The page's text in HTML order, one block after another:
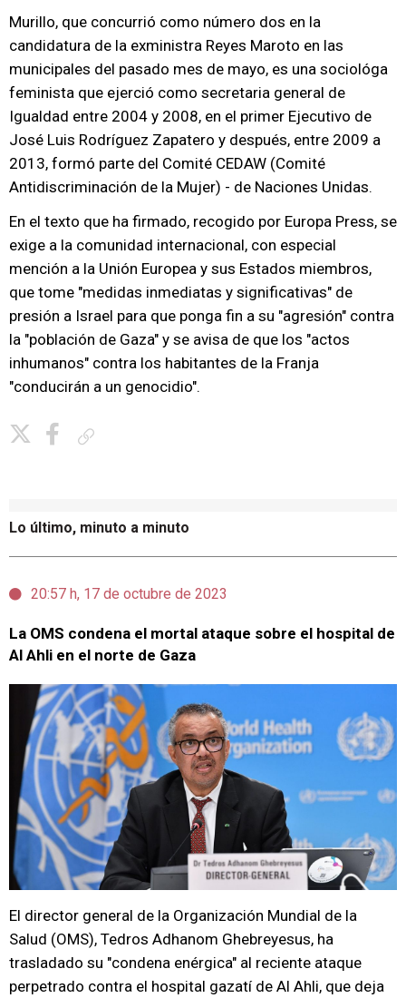
Murillo, que concurrió como número dos en la
candidatura de la exministra Reyes Maroto en las
municipales del pasado mes de mayo, es una sociológa
feminista que ejerció como secretaria general de
Igualdad entre 2004 y 2008, en el primer Ejecutivo de
José Luis Rodríguez Zapatero y después, entre 2009 a
2013, formó parte del Comité CEDAW (Comité
Antidiscriminación de la Mujer) - de Naciones Unidas.
En el texto que ha firmado, recogido por Europa Press, se
exige a la comunidad internacional, con especial
mención a la Unión Europea y sus Estados miembros,
que tome "medidas inmediatas y significativas" de
presión a Israel para que ponga fin a su "agresión" contra
la "población de Gaza" y se avisa de que los "actos
inhumanos" contra los habitantes de la Franja
"conducirán a un genocidio".
Lo último, minuto a minuto
20:57 h, 17 de octubre de 2023
La OMS condena el mortal ataque sobre el hospital de
Al Ahli en el norte de Gaza
El director general de la Organización Mundial de la
Salud (OMS), Tedros Adhanom Ghebreyesus, ha
trasladado su "condena enérgica" al reciente ataque
perpetrado contra el hospital gazatí de Al Ahli, que deja